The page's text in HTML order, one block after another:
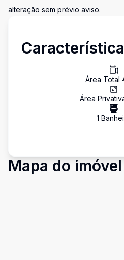
alteração sem prévio aviso.
Área Total
Área
1
Mapa do imóvel